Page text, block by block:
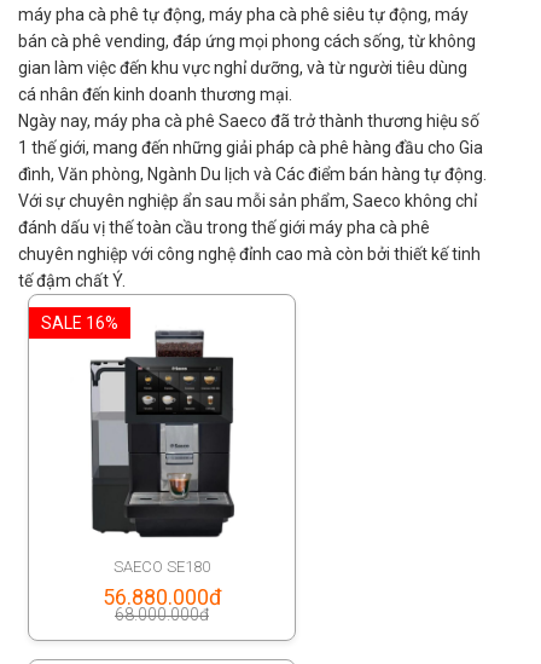
máy pha cà phê tự động, máy pha cà phê siêu tự động, máy
bán cà phê vending, đáp ứng mọi phong cách sống, từ không
gian làm việc đến khu vực nghỉ dưỡng, và từ người tiêu dùng
cá nhân đến kinh doanh thương mại.
Ngày nay, máy pha cà phê Saeco đã trở thành thương hiệu số
1 thế giới, mang đến những giải pháp cà phê hàng đầu cho Gia
đình, Văn phòng, Ngành Du lịch và Các điểm bán hàng tự động.
Với sự chuyên nghiệp ẩn sau mỗi sản phẩm, Saeco không chỉ
đánh dấu vị thế toàn cầu trong thế giới máy pha cà phê
chuyên nghiệp với công nghệ đỉnh cao mà còn bởi thiết kế tinh
tế đậm chất Ý.
SALE 16%
SAECO SE180
68.000.000đ
Original
56.880.000đ
Current